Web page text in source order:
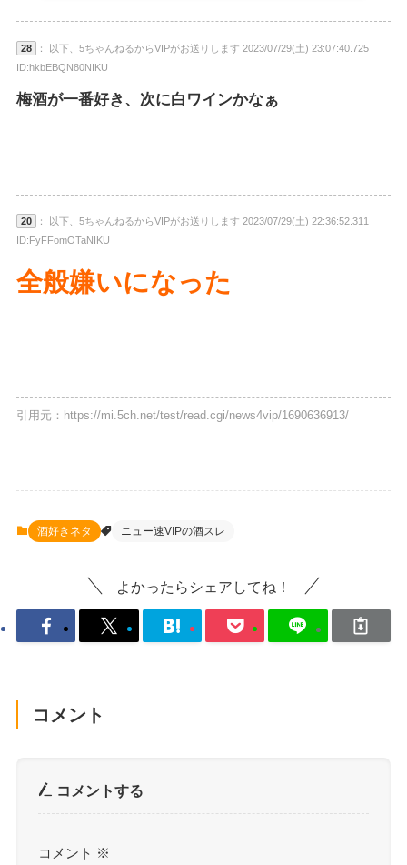
28
： 以下、5ちゃんねるからVIPがお送りします 2023/07/29(土) 23:07:40.725
ID:hkbEBQN80NIKU
梅酒が一番好き、次に白ワインかなぁ
20
： 以下、5ちゃんねるからVIPがお送りします 2023/07/29(土) 22:36:52.311
ID:FyFFomOTaNIKU
全般嫌いになった
引用元：https://mi.5ch.net/test/read.cgi/news4vip/1690636913/
酒好きネタ ニュー速VIPの酒スレ
よかったらシェアしてね！
コメント
コメントする
コメント ※